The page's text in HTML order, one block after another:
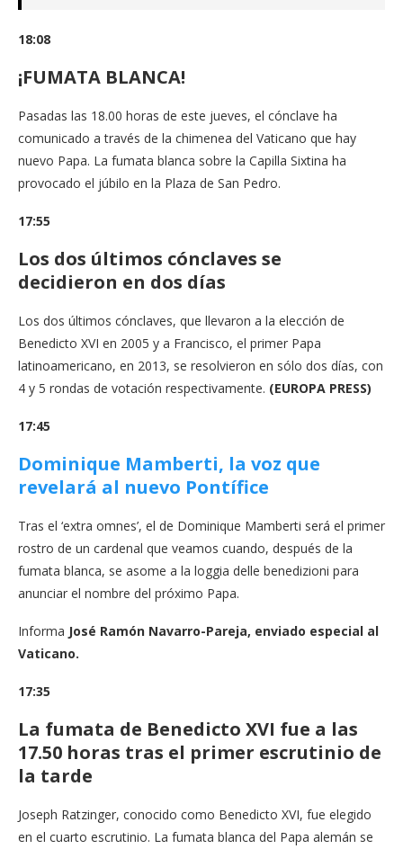
18:08
¡FUMATA BLANCA!
Pasadas las 18.00 horas de este jueves, el cónclave ha
comunicado a través de la chimenea del Vaticano que hay
nuevo Papa. La fumata blanca sobre la Capilla Sixtina ha
provocado el júbilo en la Plaza de San Pedro.
17:55
Los dos últimos cónclaves se
decidieron en dos días
Los dos últimos cónclaves, que llevaron a la elección de
Benedicto XVI en 2005 y a Francisco, el primer Papa
latinoamericano, en 2013, se resolvieron en sólo dos días, con
4 y 5 rondas de votación respectivamente. (EUROPA PRESS)
17:45
Dominique Mamberti, la voz que
revelará al nuevo Pontífice
Tras el ‘extra omnes’, el de Dominique Mamberti será el primer
rostro de un cardenal que veamos cuando, después de la
fumata blanca, se asome a la loggia delle benedizioni para
anunciar el nombre del próximo Papa.
Informa José Ramón Navarro-Pareja, enviado especial al
Vaticano.
17:35
La fumata de Benedicto XVI fue a las
17.50 horas tras el primer escrutinio de
la tarde
Joseph Ratzinger, conocido como Benedicto XVI, fue elegido
en el cuarto escrutinio. La fumata blanca del Papa alemán se